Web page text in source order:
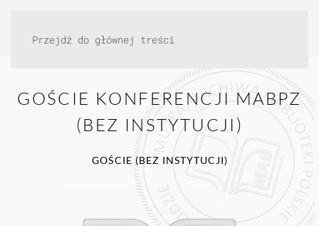
Przejdź do głównej treści
GOŚCIE KONFERENCJI MABPZ
(BEZ INSTYTUCJI)
GOŚCIE (BEZ INSTYTUCJI)